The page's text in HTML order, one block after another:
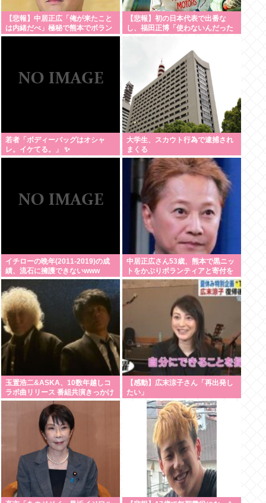
【悲報】中居正広「俺が来たこと
は内緒だべ」極秘で熊本でボラン
ティアをしていた
【悲報】初の日本代表で出番な
し、福田正博「使わないんだった
若者「ボディーバッグはオシャ
レ。イケてる。」 ✨
大学生、スカウト行為で逮捕され
まくる
イチローの晩年(2011-2019)の成
績、流石に擁護できないwww
中居正広さん53歳、熊本で黒ニッ
トをかぶりボランティアと寄付を
している模様
玉置浩二&ASKA、10数年越しコ
ラボ曲リリース 番組共演きっかけ
で実現…同い年盟友の完全合作
【感動】広末涼子さん「再出発し
たい」